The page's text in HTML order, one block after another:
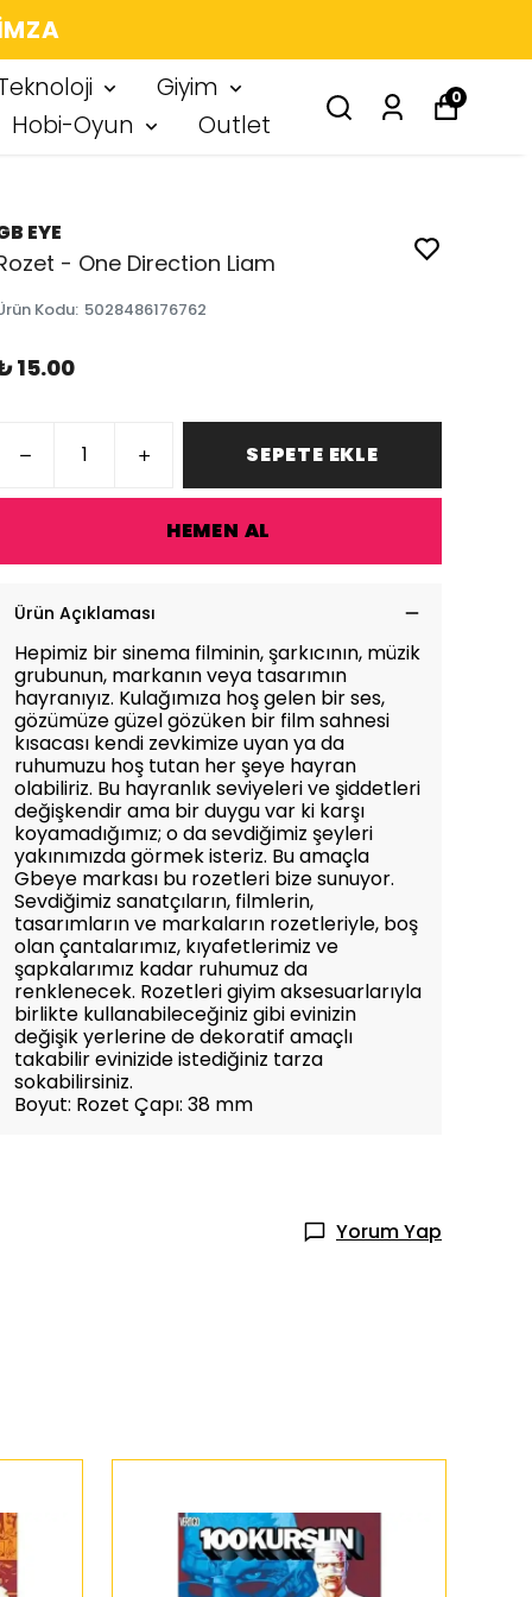
Giyim
Hobi-Oyun Outlet
0
EYE
- One Direction Liam
Kodu: 5028486176762
15.00
SEPETE EKLE
HEMEN AL
Ürün Açıklaması
Hepimiz bir sinema filminin, şarkıcının, müzik
grubunun, markanın veya tasarımın
hayranıyız. Kulağımıza hoş gelen bir ses,
gözümüze güzel gözüken bir film sahnesi
kısacası kendi zevkimize uyan ya da
ruhumuzu hoş tutan her şeye hayran
olabiliriz. Bu hayranlık seviyeleri ve şiddetleri
değişkendir ama bir duygu var ki karşı
koyamadığımız; o da sevdiğimiz şeyleri
yakınımızda görmek isteriz. Bu amaçla
Gbeye markası bu rozetleri bize sunuyor.
Sevdiğimiz sanatçıların, filmlerin,
tasarımların ve markaların rozetleriyle, boş
olan çantalarımız, kıyafetlerimiz ve
şapkalarımız kadar ruhumuz da
renklenecek. Rozetleri giyim aksesuarlarıyla
birlikte kullanabileceğiniz gibi evinizin
değişik yerlerine de dekoratif amaçlı
takabilir evinizide istediğiniz tarza
sokabilirsiniz.
Boyut: Rozet Çapı: 38 mm
Yorum Yap